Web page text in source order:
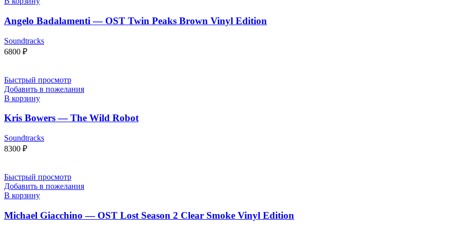
Angelo Badalamenti — OST Twin Peaks Brown Vinyl Edition
Soundtracks
6800 ₽
Быстрый просмотр
Добавить в пожелания
В корзину
Kris Bowers — The Wild Robot
Soundtracks
8300 ₽
Быстрый просмотр
Добавить в пожелания
В корзину
Michael Giacchino — OST Lost Season 2 Clear Smoke Vinyl Edition